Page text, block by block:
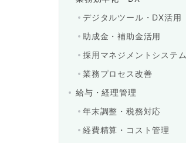
デジタルツール・DX活用
助成金・補助金活用
採用マネジメントシステム
業務プロセス改善
給与・経理管理
年末調整・税務対応
経費精算・コスト管理